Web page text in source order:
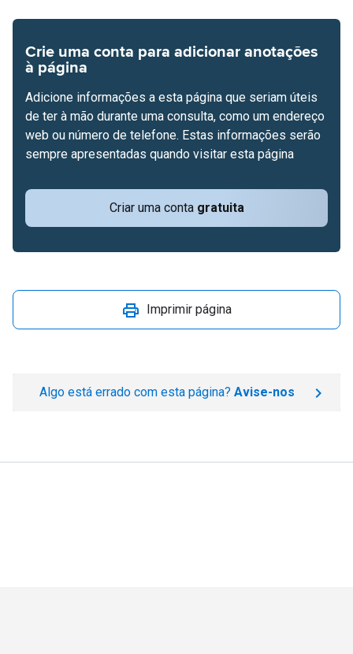
Crie uma conta para adicionar anotações
à página
Criar uma conta gratuita
Adicione informações a esta página que seriam úteis
de ter à mão durante uma consulta, como um endereço
web ou número de telefone. Estas informações serão
sempre apresentadas quando visitar esta página
Imprimir página
Algo está errado com esta página? Avise-nos